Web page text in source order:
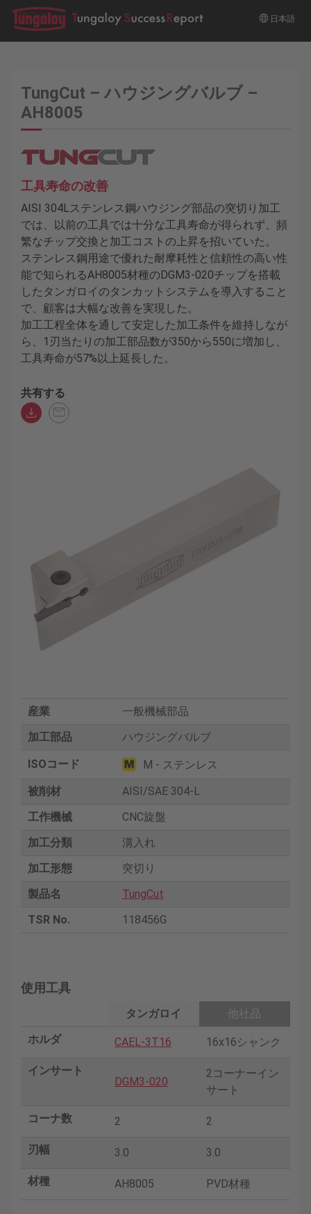
日本語
TungCut – ハウジングバルブ –
AH8005
工具寿命の改善
AISI 304Lステンレス鋼ハウジング部品の突切り加工
では、以前の工具では十分な工具寿命が得られず、頻
繁なチップ交換と加工コストの上昇を招いていた。
ステンレス鋼用途で優れた耐摩耗性と信頼性の高い性
能で知られるAH8005材種のDGM3-020チップを搭載
したタンガロイのタンカットシステムを導入すること
で、顧客は大幅な改善を実現した。
加工工程全体を通して安定した加工条件を維持しなが
ら、1刃当たりの加工部品数が350から550に増加し、
工具寿命が57%以上延長した。
共有する
産業
一般機械部品
加工部品
ハウジングバルブ
ISOコード
M - ステンレス
被削材
AISI/SAE 304-L
工作機械
CNC旋盤
加工分類
溝入れ
加工形態
突切り
製品名
TungCut
TSR No.
118456G
使用工具
タンガロイ
他社品
ホルダ
CAEL-3T16 16x16シャンク
インサート
DGM3-020
2コーナーイン
サート
コーナ数 2 2
刃幅 3.0 3.0
材種 AH8005 PVD材種